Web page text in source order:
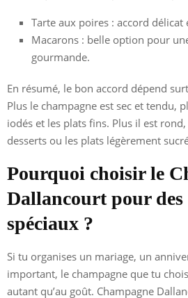
Tarte aux poires : accord délicat
Macarons : belle option pour
gourmande.
En résumé, le bon accord dépend
Plus le champagne est sec et tendu,
iodés et les plats fins. Plus il est
desserts ou les plats légèrement
Pourquoi choisir le
Dallancourt pour des
spéciaux ?
Si tu organises un mariage, un
important, le champagne que tu
autant qu’au goût. Champagne